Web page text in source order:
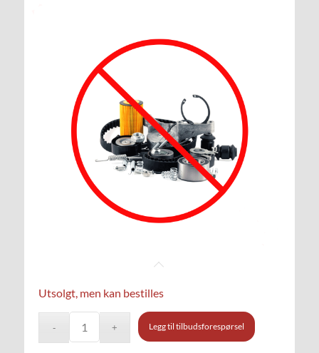
Utsolgt, men kan bestilles
Legg til tilbudsforespørsel